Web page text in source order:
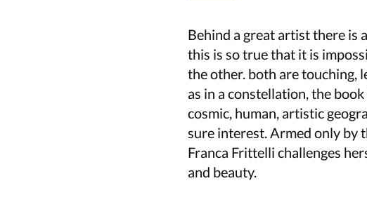
Behind a great artist there is
this is so true that it is
the other. both are touching,
as in a constellation, the
cosmic, human, artistic
sure interest. Armed only by
Franca Frittelli challenges
and beauty.